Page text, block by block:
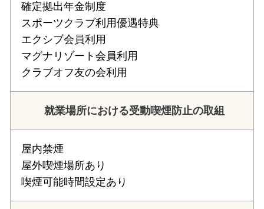
確定拠出年金制度
スポーツクラブ利用優遇特典
エクシブ会員利用
マグナリゾート会員利用
クラブオフ友の会利用
就業場所における受動喫煙防止の取組
屋内禁煙
屋外喫煙場所あり
喫煙可能時間設定あり